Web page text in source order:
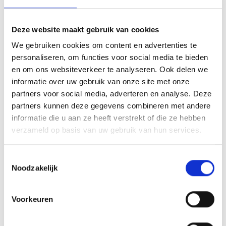
Deze website maakt gebruik van cookies
We gebruiken cookies om content en advertenties te
personaliseren, om functies voor social media te bieden
en om ons websiteverkeer te analyseren. Ook delen we
informatie over uw gebruik van onze site met onze
partners voor social media, adverteren en analyse. Deze
partners kunnen deze gegevens combineren met andere
informatie die u aan ze heeft verstrekt of die ze hebben
verzameld op basis van uw gebruik van hun services.
Noodzakelijk
Voorkeuren
het de moeite waard. Thalita vertelt: “Je
opvoeden. Dit vergt veel denkwerk, want ik
moet steeds opnieuw inschatten wat een
kind nodig heeft. Soms is dat bijvoorbeeld
een trauma sensitieve aanpak. Het is
bijzonder om de resultaten te zien.”
Voorbeelden van wat het werk zo mooi
maakt heeft Thalita genoeg: “Een jongetje
met hem in gesprek te gaan, want hij
uiten en te huilen. We hebben zo hard